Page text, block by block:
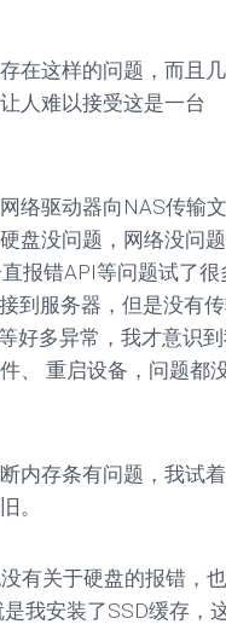
在这样的问题，而且
人难以接受这是一台
络驱动器向NAS传输
盘没问题，网络没问题
报错API等问题试了很
到服务器，但是没有
好多异常，我才意识
、 重启设备，问题都
内存条有问题，我试
。
有关于硬盘的报错，
我安装了SSD缓存，